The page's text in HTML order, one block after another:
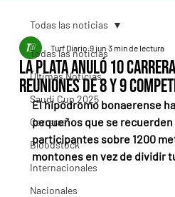
Todas las noticias
Últimas Noticias
Saudi Cup 2025
Carreras
Bloodstock
Internacionales
Nacionales
Todas las noticias
La Plata anuló 10
reuniones de 8 y 9
Turf Diario 9 jun 3 min de lectura
El hipódromo bonaerense
pequeños que se
participantes sobre 1200
montones en vez de dividir